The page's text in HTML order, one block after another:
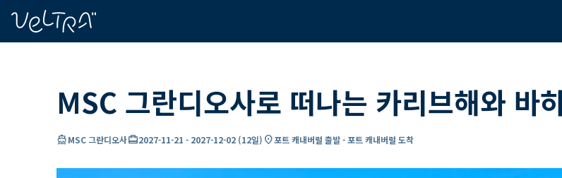
MSC 그란디오사로 떠나는 카리브해와 바
directions_boatMSC 그란디오사card_travel2027-11-21 - 2027-12-02 (12일) location_on포트 캐내버럴 출발 - 포트 캐내버럴 도착